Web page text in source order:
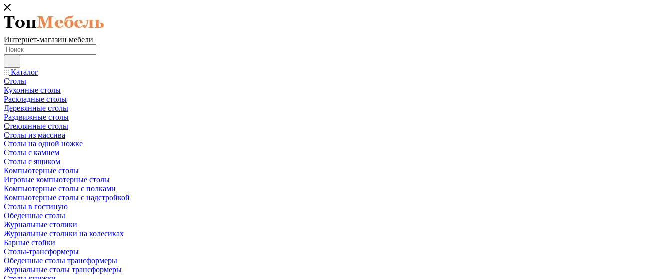
Интернет-магазин мебели
Каталог
Столы
Кухонные столы
Раскладные столы
Деревянные столы
Раздвижные столы
Стеклянные столы
Столы из массива
Столы на одной ножке
Столы с камнем
Столы с ящиком
Компьютерные столы
Игровые компьютерные столы
Компьютерные столы с полками
Компьютерные столы с надстройкой
Столы в гостиную
Обеденные столы
Журнальные столики
Журнальные столики на колесиках
Барные стойки
Столы-трансформеры
Обеденные столы трансформеры
Журнальные столы трансформеры